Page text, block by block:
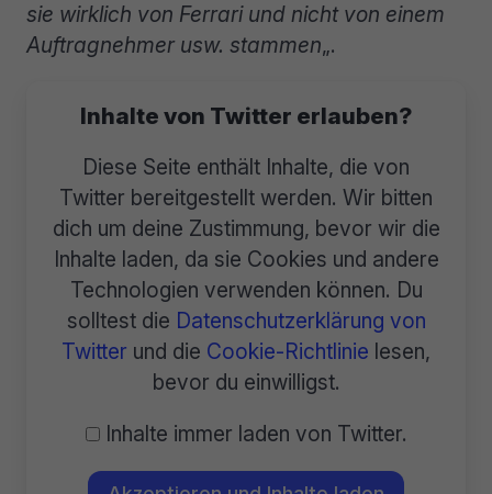
sie wirklich von Ferrari und nicht von einem
Auftragnehmer usw. stammen„.
Inhalte von Twitter erlauben?
Diese Seite enthält Inhalte, die von
Twitter bereitgestellt werden. Wir bitten
dich um deine Zustimmung, bevor wir die
Inhalte laden, da sie Cookies und andere
Technologien verwenden können. Du
solltest die Datenschutzerklärung von
Twitter und die Cookie-Richtlinie lesen,
bevor du einwilligst.
Inhalte immer laden von Twitter.